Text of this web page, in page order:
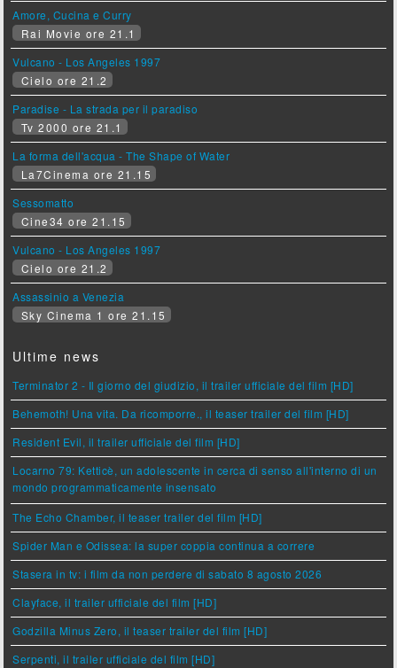
Amore, Cucina e Curry
Rai Movie ore 21.1
Vulcano - Los Angeles 1997
Cielo ore 21.2
Paradise - La strada per il paradiso
Tv 2000 ore 21.1
La forma dell'acqua - The Shape of Water
La7Cinema ore 21.15
Sessomatto
Cine34 ore 21.15
Vulcano - Los Angeles 1997
Cielo ore 21.2
Assassinio a Venezia
Sky Cinema 1 ore 21.15
Ultime news
Terminator 2 - Il giorno del giudizio, il trailer ufficiale del film [HD]
Behemoth! Una vita. Da ricomporre., il teaser trailer del film [HD]
Resident Evil, il trailer ufficiale del film [HD]
Locarno 79: Ketticè, un adolescente in cerca di senso all'interno di un
mondo programmaticamente insensato
The Echo Chamber, il teaser trailer del film [HD]
Spider Man e Odissea: la super coppia continua a correre
Stasera in tv: i film da non perdere di sabato 8 agosto 2026
Clayface, il trailer ufficiale del film [HD]
Godzilla Minus Zero, il teaser trailer del film [HD]
Serpenti, il trailer ufficiale del film [HD]